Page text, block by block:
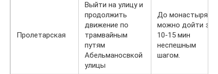
Пролетарская
Выйти на улицу и
продолжить
движение по
трамвайным
путям
Абельманосвкой
улицы
До монастыря
можно дойти за
10-15 мин
неспешным
шагом.